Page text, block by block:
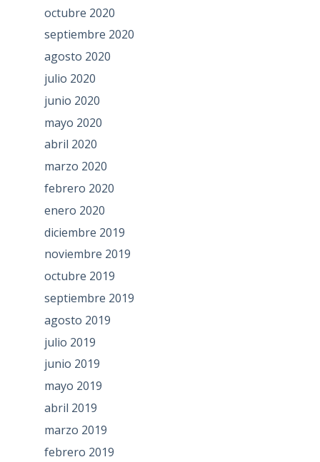
octubre 2020
septiembre 2020
agosto 2020
julio 2020
junio 2020
mayo 2020
abril 2020
marzo 2020
febrero 2020
enero 2020
diciembre 2019
noviembre 2019
octubre 2019
septiembre 2019
agosto 2019
julio 2019
junio 2019
mayo 2019
abril 2019
marzo 2019
febrero 2019